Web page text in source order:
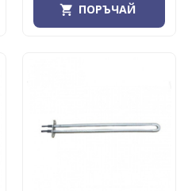
ПОРЪЧАЙ